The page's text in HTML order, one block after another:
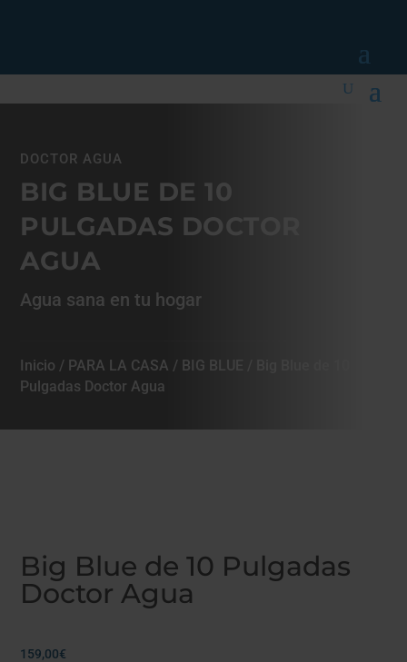
DOCTOR AGUA
BIG BLUE DE 10
PULGADAS DOCTOR
AGUA
Agua sana en tu hogar
Inicio / PARA LA CASA / BIG BLUE
Pulgadas Doctor Agua
Big Blue de 10 Pulgadas
Doctor Agua
159,00€